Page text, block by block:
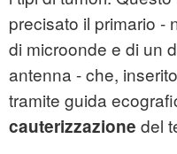
precisato il primario -
di microonde e di un
antenna - che,
tramite guida
cauterizzazione del